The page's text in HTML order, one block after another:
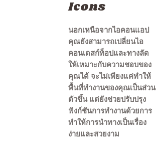
Icons
นอกเหนือจากไอคอนแอป
คุณยังสามารถเปลี่ยนไอ
คอนเดสก์ท็อปและทางลัด
ให้เหมาะกับความชอบของ
คุณได้ จะไม่เพียงแค่ทำให้
พื้นที่ทำงานของคุณเป็นส่วน
ตัวขึ้น แต่ยังช่วยปรับปรุง
ฟังก์ชันการทำงานด้วยการ
ทำให้การนำทางเป็นเรื่อง
ง่ายและสวยงาม